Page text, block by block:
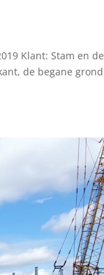
Klant: Stam en de
de begane grond